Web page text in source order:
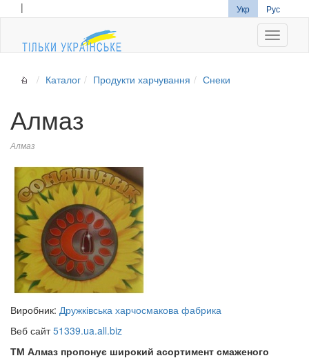
| Укр Рус
Каталог Продукти харчування Снеки
Алмаз
Алмаз
Виробник: Дружківська харчосмакова фабрика
Веб сайт51339.ua.all.biz
ТМ Алмаз пропонує широкий асортимент смаженого